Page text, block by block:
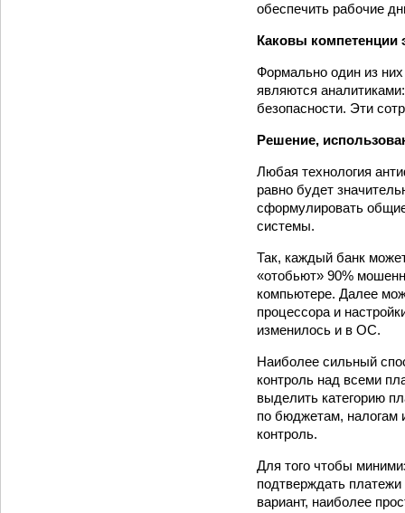
обеспечить рабочие
Каковы компетенции
Формально один из
являются
безопасности. Эти
Решение,
Любая технология
равно будет
сформулировать
системы.
Так, каждый банк
«отобьют» 90%
компьютере. Далее
процессора и
изменилось и в ОС.
Наиболее сильный
контроль над всеми
выделить категорию
по бюджетам, налогам
контроль.
Для того чтобы
подтверждать
вариант, наиболее